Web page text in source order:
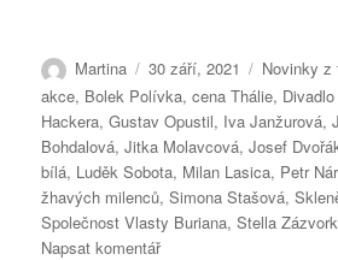
Autor:
Martina Publikováno:
30 září, 2021 Rubriky:
Novinky z
akce, Bolek Polívka,cena Thálie,
Hackera,Gustav Opustil, Iva Janžurová,
Bohdalová,Jitka Molavcová,Josef
bílá, Luděk Sobota, Milan Lasica, Petr
žhavých milenců,Simona Stašová,
Společnost Vlasty Buriana,Stella
Napsat komentářpro